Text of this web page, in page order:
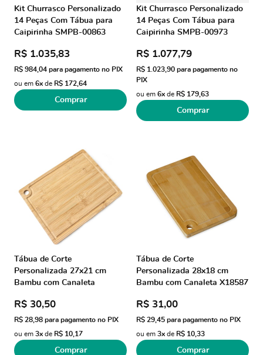
Kit Churrasco Personalizado
14 Peças Com Tábua para
Caipirinha SMPB-00863
R$ 1.035,83
R$ 984,04 para pagamento no PIX
ou em 6x de R$ 172,64
Comprar
Kit Churrasco Personalizado
14 Peças Com Tábua para
Caipirinha SMPB-00973
R$ 1.077,79
R$ 1.023,90 para pagamento no
PIX
ou em 6x de R$ 179,63
Comprar
Tábua de Corte
Personalizada 27x21 cm
Bambu com Canaleta
Personalizado
R$ 30,50
R$ 28,98 para pagamento no PIX
ou em 3x de R$ 10,17
Comprar
Tábua de Corte
Personalizada 28x18 cm
Bambu com Canaleta X18587
R$ 31,00
R$ 29,45 para pagamento no PIX
ou em 3x de R$ 10,33
Comprar